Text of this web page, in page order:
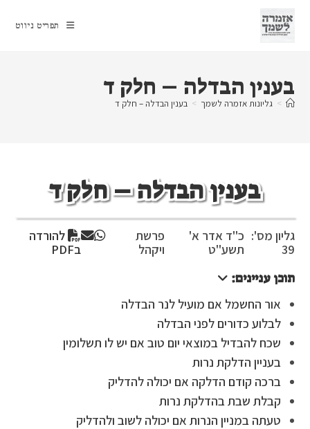
content
תפריט ניווט
בענין הבדלה – חלק ד
> גליונות אזמרה לשמך > בענין הבדלה – חלק ד
בענין הבדלה – חלק ד
גליון מס':
39
כ"ד אדר א'
תשע"ט
פרשת
ויקהל
להורדה
בPDF
תוכן עניינים:
אור החשמל אם מועיל לנר הבדלה
לבלוע כדורים לפני הבדלה
שכח להבדיל במוצאי יום טוב אם יש לו תשלומין
בעניין הדלקת נרות
ברכה קודם הדלקה אם יכולה להדליק
קבלת שבת בהדלקת נרות
טעתה במניין הנרות אם יכולה לשוב ולהדליק